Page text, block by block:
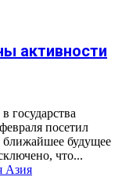
активности
государства
посетил
будущее
что...
Азия